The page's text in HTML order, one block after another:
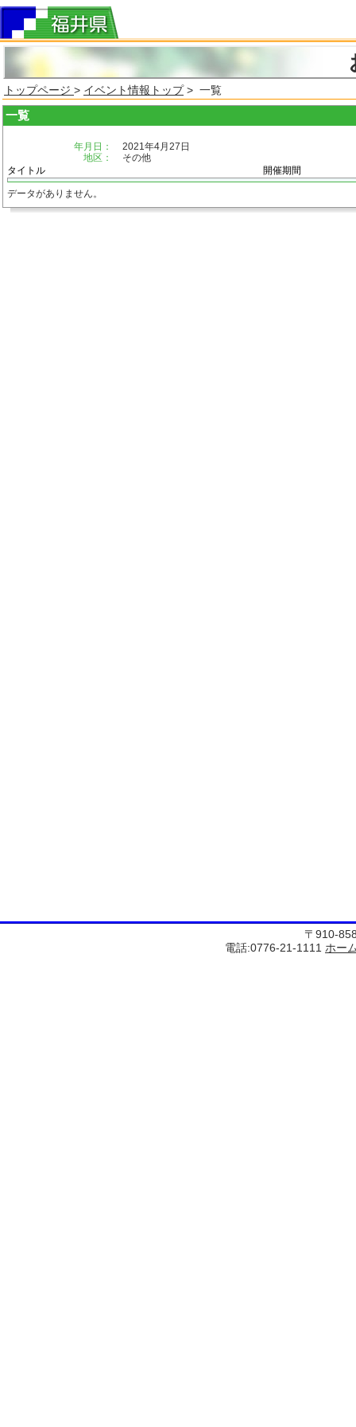
トップページ > イベント情報トップ> 一覧
一覧
年月日：
2021年4月27日
地区：
その他
タイトル
開催期間
データがありません。
〒910-
電話:0776-21-1111 ホー